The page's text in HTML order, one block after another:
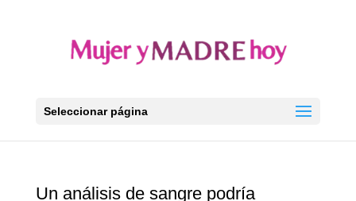
Seleccionar página
Un análisis de sangre podría